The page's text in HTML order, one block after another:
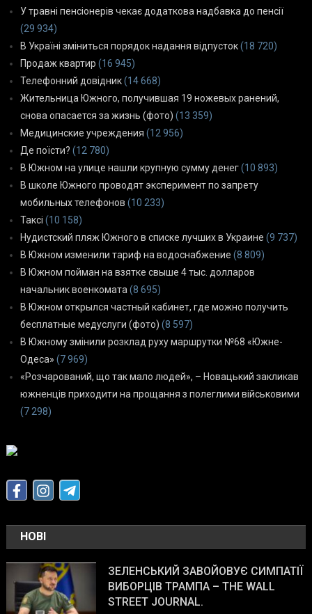
У травні пенсіонерів чекає додаткова надбавка до пенсії
(29 934)
В Україні зміниться порядок надання відпусток(18 720)
Продаж квартир (16 945)
Телефонний довідник(14 668)
Жительница Южного, получившая 19 ножевых ранений,
снова опасается за жизнь (фото) (13 359)
Медицинские учреждения (12 956)
Де поїсти? (12 780)
В Южном на улице нашли крупную сумму денег(10 893)
В школе Южного проводят эксперимент по запрету
мобильных телефонов (10 233)
Таксі (10 158)
Нудистский пляж Южного в списке лучших в Украине (9 737)
В Южном изменили тариф на водоснабжение (8 809)
В Южном пойман на взятке свыше 4 тыс. долларов
начальник военкомата (8 695)
В Южном открылся частный кабинет, где можно получить
бесплатные медуслуги (фото) (8 597)
В Южному змінили розклад руху маршрутки №68 «Южне-
Одеса» (7 969)
«Розчарований, що так мало людей», – Новацький закликав
южненців приходити на прощання з полеглими військовими
(7 298)
НОВІ
ЗЕЛЕНСЬКИЙ ЗАВОЙОВУЄ СИМПАТІЇ
ВИБОРЦІВ ТРАМПА – THE WALL
STREET JOURNAL.